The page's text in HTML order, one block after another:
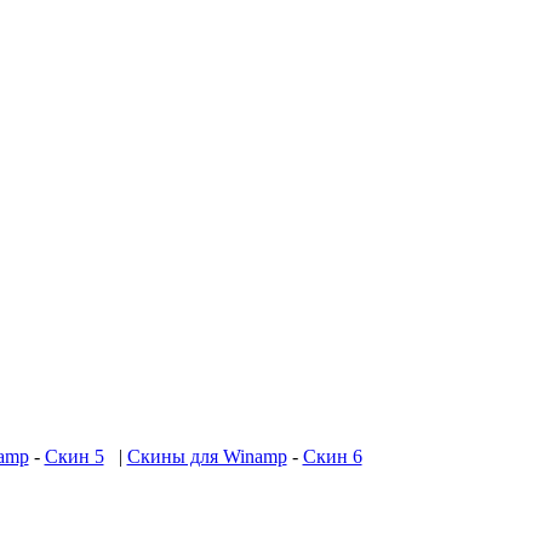
- Скин 5| Скины для Winamp- Скин 6